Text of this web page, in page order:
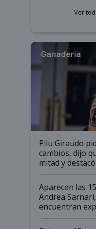
variedades
salto
Ver
Ganadería
Pilu Giraudo
cambios, dijo
mitad y
ser "para
mandato muy
nacional"
Aparecen las
Andrea
encuentran
cómo llegaron